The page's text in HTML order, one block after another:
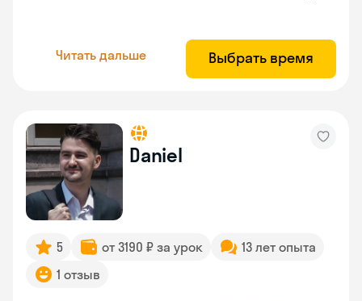
Читать дальше Выбрать время
Daniel
5 от 3190 ₽ за урок
13 лет опыта
1 отзыв